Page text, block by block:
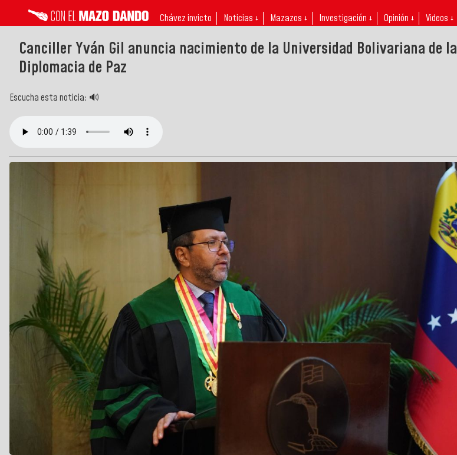
Chávez invicto Noticias ↓ Mazazos ↓ Investigación ↓ Opinión ↓ Videos ↓
Canciller Yván Gil anuncia nacimiento de la Universidad Bolivariana de la
Diplomacia de Paz
Escucha esta noticia: 🔊